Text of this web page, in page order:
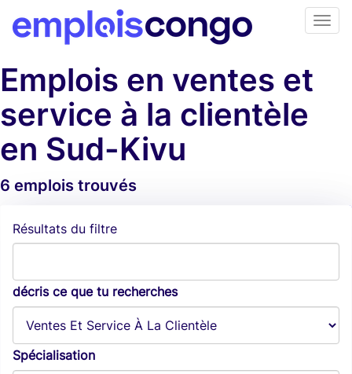
Emplois en ventes et
service à la clientèle
en Sud-Kivu
6 emplois trouvés
Résultats du filtre
décris ce que tu recherches
Spécialisation